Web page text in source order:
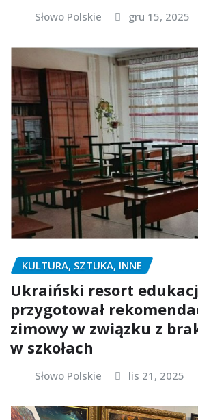
Słowo Polskie gru 15, 2025
KULTURA, SZTUKA, INNE
Ukraiński resort
przygotował
zimowy w związku z
w szkołach
Słowo Polskie lis 21, 2025